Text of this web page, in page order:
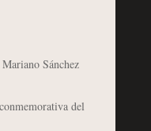
Sánchez
del